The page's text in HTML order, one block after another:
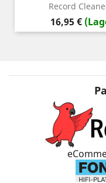
Record
Preis
16,95 €